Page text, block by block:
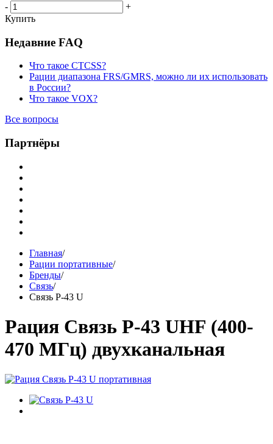
-
+
Купить
Недавние FAQ
Что такое CTCSS?
Рации диапазона FRS/GMRS, можно ли их использовать
в России?
Что такое VOX?
Все вопросы
Партнёры
Главная/
Рации портативные/
Бренды/
Связь/
Связь Р-43 U
Рация Связь Р-43 UHF (400-
470 МГц) двухканальная